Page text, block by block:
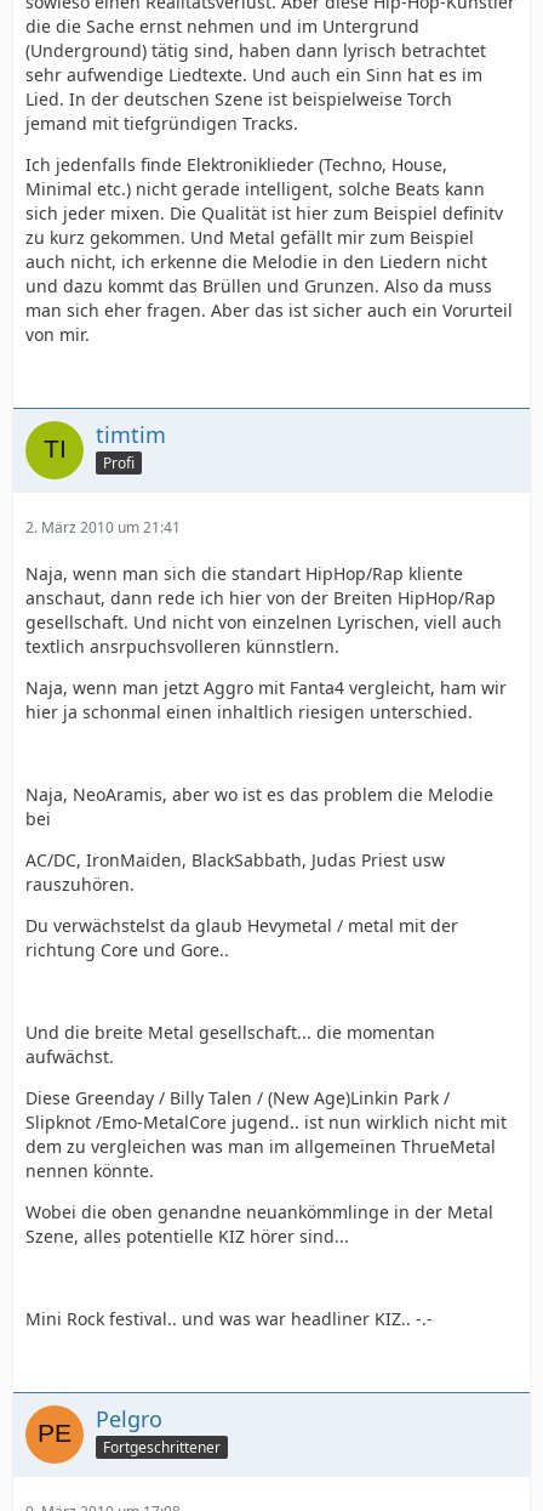
die die Sache ernst nehmen und im Untergrund
(Underground) tätig sind, haben dann lyrisch betrachtet
sehr aufwendige Liedtexte. Und auch ein Sinn hat es im
Lied. In der deutschen Szene ist beispielweise Torch
jemand mit tiefgründigen Tracks.
Ich jedenfalls finde Elektroniklieder (Techno, House,
Minimal etc.) nicht gerade intelligent, solche Beats kann
sich jeder mixen. Die Qualität ist hier zum Beispiel definitv
zu kurz gekommen. Und Metal gefällt mir zum Beispiel
auch nicht, ich erkenne die Melodie in den Liedern nicht
und dazu kommt das Brüllen und Grunzen. Also da muss
man sich eher fragen. Aber das ist sicher auch ein Vorurteil
von mir.
timtim
Profi
2. März 2010 um 21:41
Naja, wenn man sich die standart HipHop/Rap kliente
anschaut, dann rede ich hier von der Breiten HipHop/Rap
gesellschaft. Und nicht von einzelnen Lyrischen, viell auch
textlich ansrpuchsvolleren künnstlern.
Naja, wenn man jetzt Aggro mit Fanta4 vergleicht, ham wir
hier ja schonmal einen inhaltlich riesigen unterschied.
Naja, NeoAramis, aber wo ist es das problem die Melodie
bei
AC/DC, IronMaiden, BlackSabbath, Judas Priest usw
rauszuhören.
Du verwächstelst da glaub Hevymetal / metal mit der
richtung Core und Gore..
Und die breite Metal gesellschaft... die momentan
aufwächst.
Diese Greenday / Billy Talen / (New Age)Linkin Park /
Slipknot /Emo-MetalCore jugend.. ist nun wirklich nicht mit
dem zu vergleichen was man im allgemeinen ThrueMetal
nennen könnte.
Wobei die oben genandne neuankömmlinge in der Metal
Szene, alles potentielle KIZ hörer sind...
Mini Rock festival.. und was war headliner KIZ.. -.-
Pelgro
Fortgeschrittener